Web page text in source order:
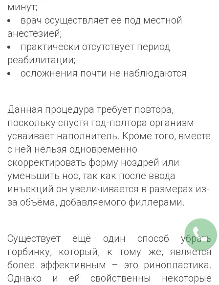
минут;
врач осуществляет её под местной
анестезией;
практически отсутствует период
реабилитации;
осложнения почти не наблюдаются.
Данная процедура требует повтора,
поскольку спустя год-полтора организм
усваивает наполнитель. Кроме того, вместе
с ней нельзя одновременно
скорректировать форму ноздрей или
уменьшить нос, так как после ввода
инъекций он увеличивается в размерах из-
за объёма, добавляемого филлерами.
Существует ещё один способ убрать
горбинку, который, к тому же, является
более эффективным – это ринопластика.
Однако и ей свойственны некоторые